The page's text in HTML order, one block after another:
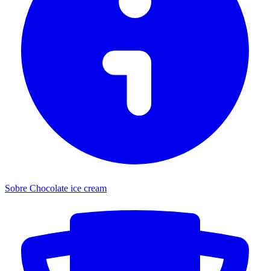
Sobre Chocolate ice cream